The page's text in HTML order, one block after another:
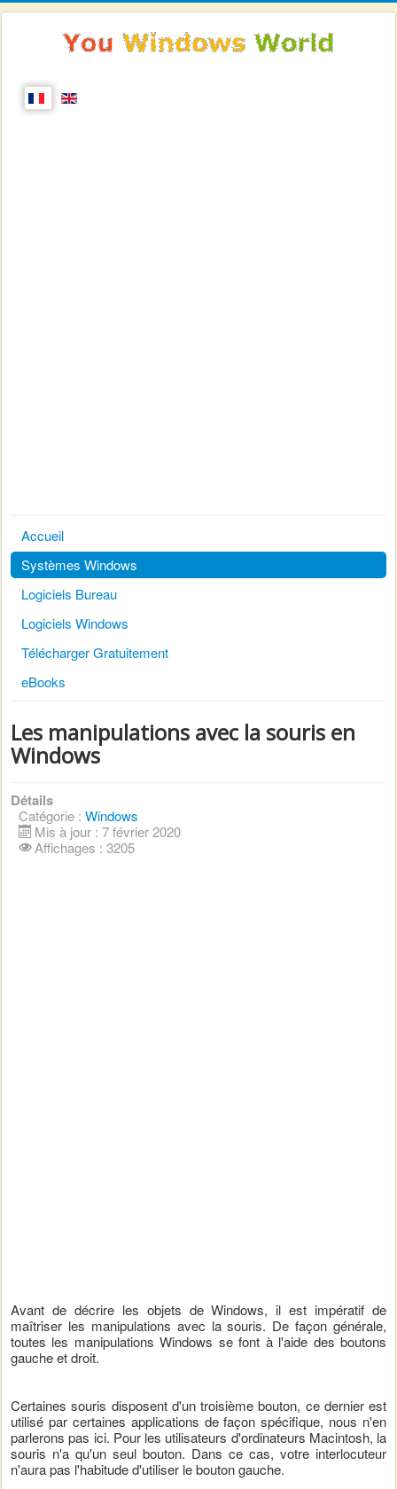
Accueil
Systèmes Windows
Logiciels Bureau
Logiciels Windows
Télécharger Gratuitement
eBooks
Les manipulations avec la souris en
Windows
Détails
Catégorie : Windows
Mis à jour : 7 février 2020
Affichages : 3205
Avant de décrire les objets de Windows, il est impératif de
maîtriser les manipulations avec la souris. De façon générale,
toutes les manipulations Windows se font à l'aide des boutons
gauche et droit.
Certaines souris disposent d'un troisième bouton, ce dernier est
utilisé par certaines applications de façon spécifique, nous n'en
parlerons pas ici. Pour les utilisateurs d'ordinateurs Macintosh, la
souris n'a qu'un seul bouton. Dans ce cas, votre interlocuteur
n'aura pas l'habitude d'utiliser le bouton gauche.